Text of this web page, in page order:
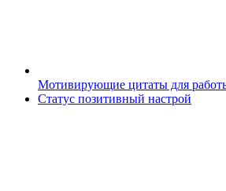
Мотивирующие цитаты для
Статус позитивный настрой